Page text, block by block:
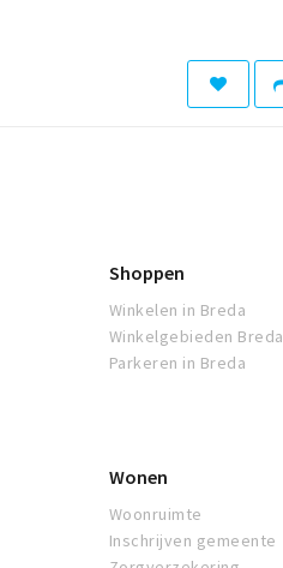
Shoppen
Winkelen in Breda
Winkelgebieden Breda
Parkeren in Breda
Wonen
Woonruimte
Inschrijven gemeente